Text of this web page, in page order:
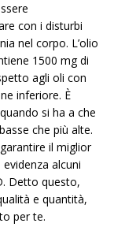
con i disturbi
nel corpo. L’olio
1500 mg di
agli oli con
inferiore. È
si ha a che
che più alte.
il miglior
alcuni
Detto questo,
e quantità,
per te.